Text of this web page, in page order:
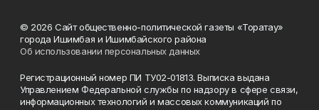
© 2026 Сайт общественно-политической газеты «Торатау»
города Ишимбая и Ишимбайского района
Об использовании персональных данных
Регистрационный номер ПИ ТУ02-01813. Выписка выдана
Управлением Федеральной службы по надзору в сфере связи,
информационных технологий и массовых коммуникаций по